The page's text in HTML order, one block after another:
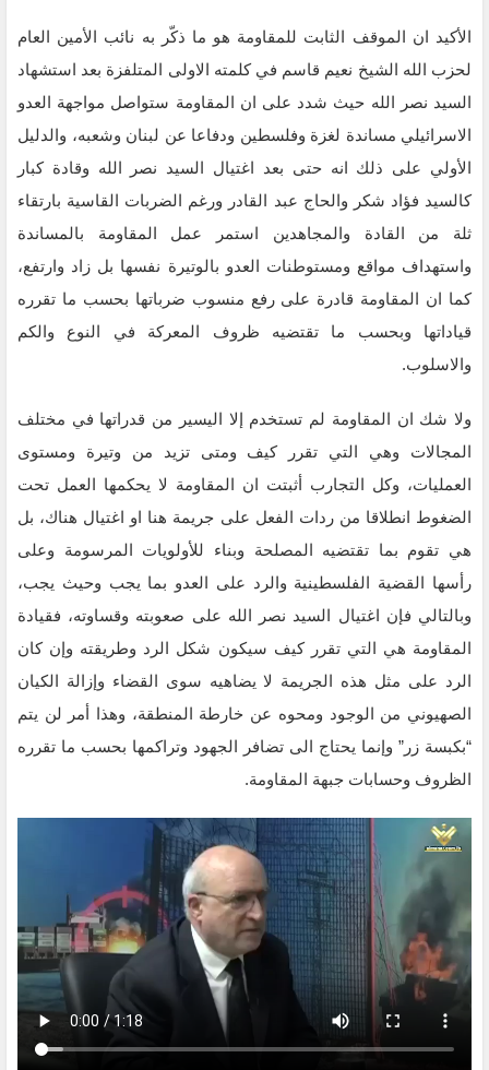
الأكيد ان الموقف الثابت للمقاومة هو ما ذكّر به نائب الأمين العام
لحزب الله الشيخ نعيم قاسم في كلمته الاولى المتلفزة بعد استشهاد
السيد نصر الله حيث شدد على ان المقاومة ستواصل مواجهة العدو
الاسرائيلي مساندة لغزة وفلسطين ودفاعا عن لبنان وشعبه، والدليل
الأولي على ذلك انه حتى بعد اغتيال السيد نصر الله وقادة كبار
كالسيد فؤاد شكر والحاج عبد القادر ورغم الضربات القاسية بارتقاء
ثلة من القادة والمجاهدين استمر عمل المقاومة بالمساندة
واستهداف مواقع ومستوطنات العدو بالوتيرة نفسها بل زاد وارتفع،
كما ان المقاومة قادرة على رفع منسوب ضرباتها بحسب ما تقرره
قياداتها وبحسب ما تقتضيه ظروف المعركة في النوع والكم
والاسلوب.
ولا شك ان المقاومة لم تستخدم إلا اليسير من قدراتها في مختلف
المجالات وهي التي تقرر كيف ومتى تزيد من وتيرة ومستوى
العمليات، وكل التجارب أثبتت ان المقاومة لا يحكمها العمل تحت
الضغوط انطلاقا من ردات الفعل على جريمة هنا او اغتيال هناك، بل
هي تقوم بما تقتضيه المصلحة وبناء للأولويات المرسومة وعلى
رأسها القضية الفلسطينية والرد على العدو بما يجب وحيث يجب،
وبالتالي فإن اغتيال السيد نصر الله على صعوبته وقساوته، فقيادة
المقاومة هي التي تقرر كيف سيكون شكل الرد وطريقته وإن كان
الرد على مثل هذه الجريمة لا يضاهيه سوى القضاء وإزالة الكيان
الصهيوني من الوجود ومحوه عن خارطة المنطقة، وهذا أمر لن يتم
“بكبسة زر” وإنما يحتاج الى تضافر الجهود وتراكمها بحسب ما تقرره
الظروف وحسابات جبهة المقاومة.